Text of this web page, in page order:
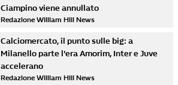
Ciampino viene annullato
Redazione William Hill News
Calciomercato, il punto sulle big: a
Milanello parte l'era Amorim, Inter e Juve
accelerano
Redazione William Hill News